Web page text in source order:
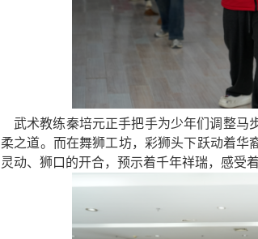
武术教练秦培元正手把手为少年们调整马
之道。而在舞狮工坊，彩狮头下跃动着华
动、狮口的开合，预示着千年祥瑞，感受